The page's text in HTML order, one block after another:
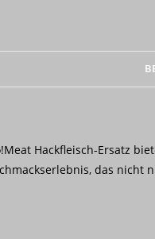
Hackfleisch-Ersatz
das